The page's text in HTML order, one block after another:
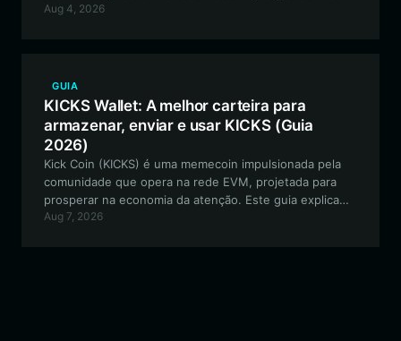
carteira compatível com neeps para interagir totalmente
Aug 4, 2026
GUIA
KICKS Wallet: A melhor carteira para
armazenar, enviar e usar KICKS (Guia
2026)
Kick Coin (KICKS) é uma memecoin impulsionada pela
comunidade que opera na rede EVM, projetada para
prosperar na economia da atenção. Este guia explica
como gerenciar seus tokens KICKS de forma eficaz
Aug 7, 2026